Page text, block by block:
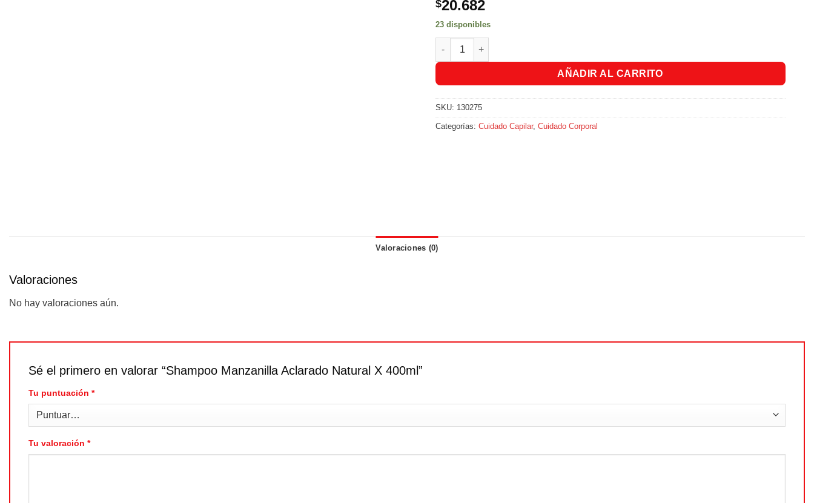
$20.682
23 disponibles
Shampoo Manzanilla Aclarado Natural X 400ml cantidad
AÑADIR AL CARRITO
SKU: 130275
Categorías:Cuidado Capilar,Cuidado Corporal
Valoraciones (0)
Valoraciones
No hay valoraciones aún.
Sé el primero en valorar “Shampoo Manzanilla Aclarado Natural X 400ml”
Tu puntuación *
Tu valoración *